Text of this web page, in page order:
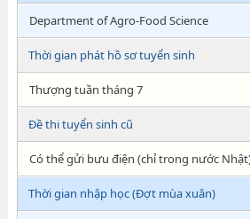
Department of Agro-Food Science
Thời gian phát hồ sơ tuyển sinh
Thượng tuần tháng 7
Đề thi tuyển sinh cũ
Có thể gửi bưu điện (chỉ trong nước
Thời gian nhập học (Đợt mùa xuân)